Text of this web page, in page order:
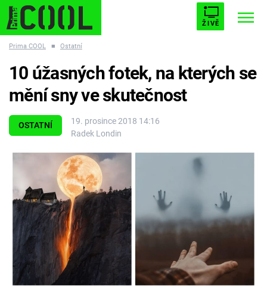
ŽIVĚ
ESCAPE PLNEJ KOTEL AVENGERS 5
Témata
Filmy
Seriály
Cool Esport
Prima COOL ■ Ostatní
OSTATNÍ
19. prosince 2018 14:16
Radek Londin
10 úžasných fotek, na kterých se
mění sny ve skutečnost